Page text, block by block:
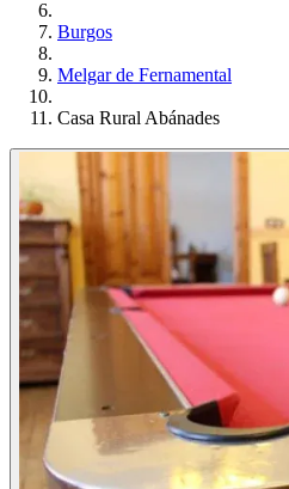
Burgos
Melgar de Fernamental
Casa Rural Abánades